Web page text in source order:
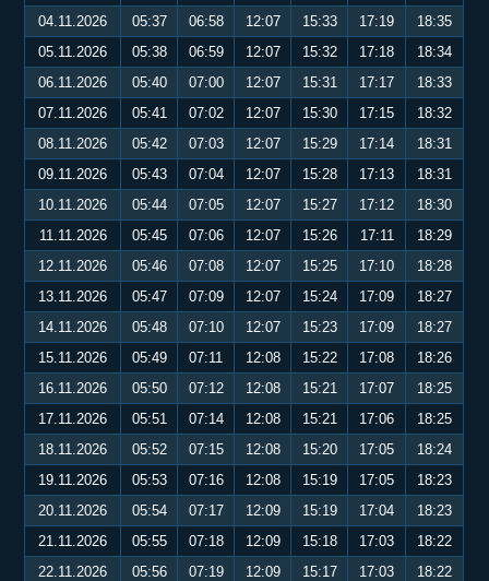
04.11.2026 05:37 06:58 12:07 15:33 17:19
18:35
05.11.2026
05:38 06:59 12:07 15:32 17:18
18:34
06.11.2026
05:40 07:00 12:07 15:31 17:17
18:33
07.11.2026
05:41 07:02 12:07 15:30 17:15
18:32
08.11.2026
05:42 07:03 12:07 15:29 17:14
18:31
09.11.2026
05:43 07:04 12:07 15:28 17:13
18:31
10.11.2026
05:44 07:05 12:07 15:27 17:12
18:30
11.11.2026
05:45 07:06 12:07 15:26 17:11
18:29
12.11.2026
05:46 07:08 12:07 15:25 17:10
18:28
13.11.2026
05:47 07:09 12:07 15:24 17:09
18:27
14.11.2026
05:48 07:10 12:07 15:23 17:09
18:27
15.11.2026
05:49 07:11 12:08 15:22 17:08
18:26
16.11.2026
05:50 07:12 12:08 15:21 17:07
18:25
17.11.2026
05:51 07:14 12:08 15:21 17:06
18:25
18.11.2026
05:52 07:15 12:08 15:20 17:05
18:24
19.11.2026
05:53 07:16 12:08 15:19 17:05
18:23
20.11.2026
05:54 07:17 12:09 15:19 17:04
18:23
21.11.2026
05:55 07:18 12:09 15:18 17:03
18:22
22.11.2026
05:56 07:19 12:09 15:17 17:03
18:22